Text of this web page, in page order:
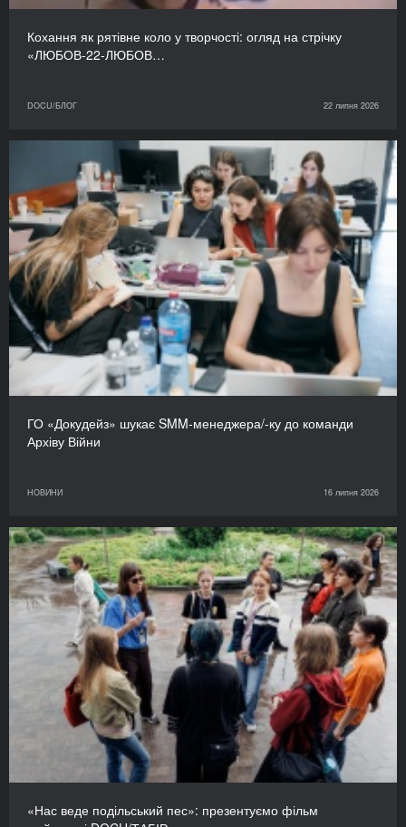
Кохання як рятівне коло у творчості: огляд на стрічку
«ЛЮБОВ-22-ЛЮБОВ…
DOCU/БЛОГ 22 липня 2026
ГО «Докудейз» шукає SMM-менеджера/-ку до команди
Архіву Війни
НОВИНИ 16 липня 2026
«Нас веде подільський пес»: презентуємо фільм